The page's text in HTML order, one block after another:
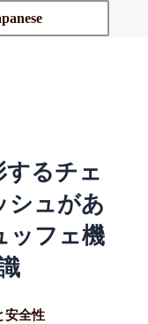
るチェ
シュがあ
ッフェ機
安全性